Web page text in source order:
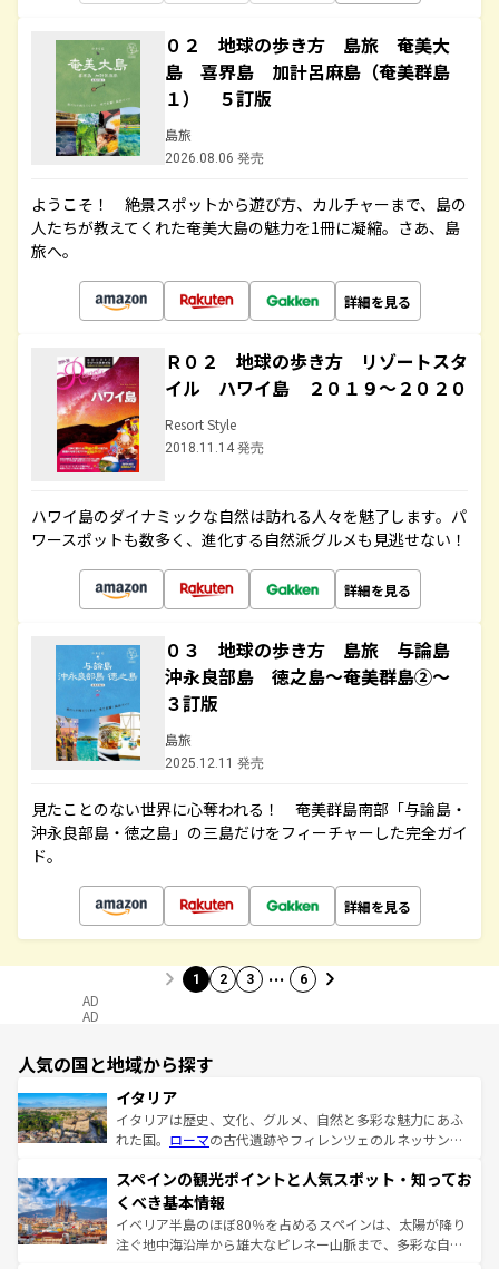
０２ 地球の歩き方 島旅 奄美大
島 喜界島 加計呂麻島（奄美群島
１） ５訂版
島旅
2026.08.06 発売
ようこそ！ 絶景スポットから遊び方、カルチャーまで、島の
人たちが教えてくれた奄美大島の魅力を1冊に凝縮。さあ、島
旅へ。
詳細を見る
Ｒ０２ 地球の歩き方 リゾートスタ
イル ハワイ島 ２０１９～２０２０
Resort Style
2018.11.14 発売
ハワイ島のダイナミックな自然は訪れる人々を魅了します。パ
ワースポットも数多く、進化する自然派グルメも見逃せない！
詳細を見る
０３ 地球の歩き方 島旅 与論島
沖永良部島 徳之島～奄美群島②～
３訂版
島旅
2025.12.11 発売
見たことのない世界に心奪われる！ 奄美群島南部「与論島・
沖永良部島・徳之島」の三島だけをフィーチャーした完全ガイ
ド。
詳細を見る
1 2 3 … 6
AD
AD
人気の国と地域から探す
イタリア
イタリアは歴史、文化、グルメ、自然と多彩な魅力にあふ
れた国。 ローマの古代遺跡やフィレンツェのルネッサンス
ろん、トスカーナの美しい田園風景やアマルフィ海岸の絶
景など、自然景観も見逃せない。観光の合間には、本場の
ピザやパスタなど、絶品のイタリア料理を堪能することも
できる。朝目覚めてから夜眠るまで、すべての瞬間を楽し
スペインの観光ポイントと人気スポット・知ってお
くべき基本情報
イベリア半島のほぼ80％を占めるスペインは、太陽が降り
注ぐ地中海沿岸から雄大なピレネー山脈まで、多彩な自然